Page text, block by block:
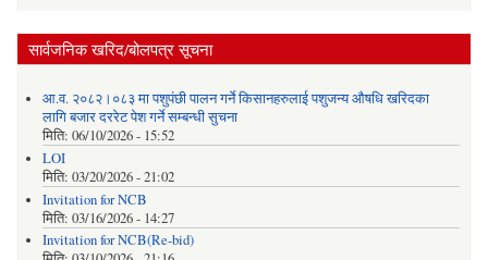
सार्वजनिक खरिद/बोलपत्र सूचना
आ.व. २०८२।०८३ मा पशुपंछी पालन गर्ने किसानहरुलाई पशुजन्य औषधि खरिदका
लागि बजार दररेट पेश गर्ने सम्बन्धी सुचना
मिति: 06/10/2026 - 15:52
LOI
मिति: 03/20/2026 - 21:02
Invitation for NCB
मिति: 03/16/2026 - 14:27
Invitation for NCB(Re-bid)